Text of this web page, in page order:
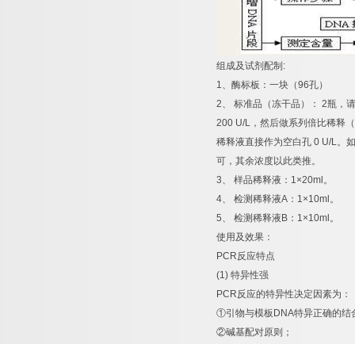
组成及试剂配制 :
1、酶标板：一块（96孔）
2、 标准品（冻干品）： 2瓶，
200 U/L ，然后做系列倍比稀释
稀释液直接作为空白孔 0 U/L。
可，其余浓度以此类推。
3、 样品稀释液： 1×20ml 。
4、 检测稀释液A ： 1×10ml 。
5、 检测稀释液 B ： 1×10ml 。
使用及效果：
PCR反应特点
(1) 特异性强
PCR反应的特异性决定因素为：
①引物与模板 DNA特异正确的结
②碱基配对原则；